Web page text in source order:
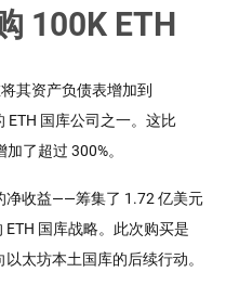
100K ETH
将其资产负债表增加到
ETH 国库公司之一。这比
了超过 300%。
净收益——筹集了 1.72 亿美元
国库战略。此次购买是
太坊本土国库的后续行动。